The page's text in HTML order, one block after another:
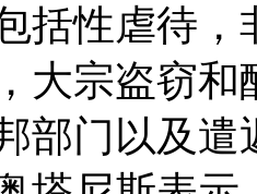
括性虐待，
大宗盗窃和
部门以及遣